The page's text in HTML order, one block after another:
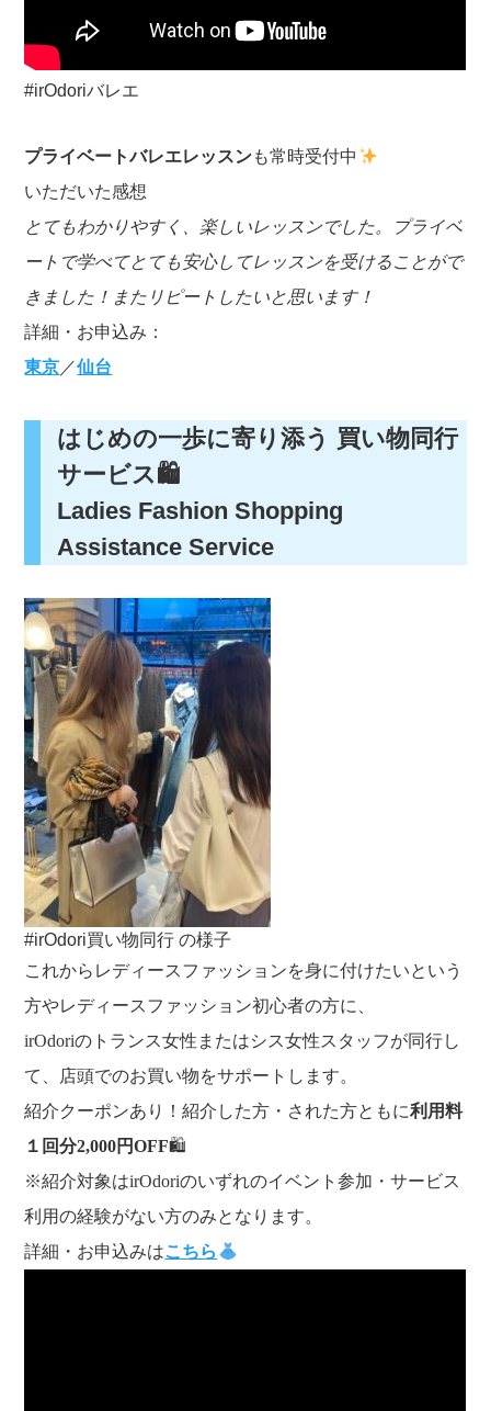
#irOdoriバレエ
プライベートバレエレッスンも常時受付中
いただいた感想
とてもわかりやすく、楽しいレッスンでした。プライベ
ートで学べてとても安心してレッスンを受けることがで
きました！またリピートしたいと思います！
詳細・お申込み：
東京 ／仙台
はじめの一歩に寄り添う 買い物同行
サービス🛍
Ladies Fashion Shopping
Assistance Service
#irOdori買い物同行 の様子
これからレディースファッションを身に付けたいという
方やレディースファッション初心者の方に、
irOdoriのトランス女性またはシス女性スタッフが同行し
て、店頭でのお買い物をサポートします。
紹介クーポンあり！紹介した方・された方ともに利用料
１回分2,000円OFF🛍
※紹介対象はirOdoriのいずれのイベント参加・サービス
利用の経験がない方のみとなります。
詳細・お申込みはこちら